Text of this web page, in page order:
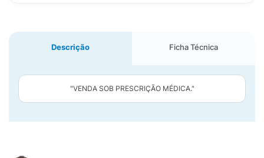
Descrição Ficha Técnica
"VENDA SOB PRESCRIÇÃO MÉDICA."